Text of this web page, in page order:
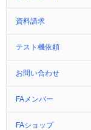
資料請求
テスト機依頼
お問い合わせ
FAメンバー
FAショップ